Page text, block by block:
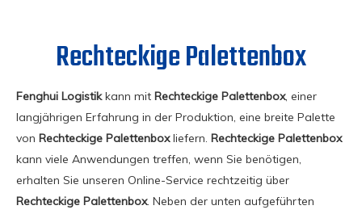
Rechteckige Palettenbox
Fenghui Logistikkann mit Rechteckige Palettenbox, einer
langjährigen Erfahrung in der Produktion, eine breite Palette
von Rechteckige Palettenboxliefern. Rechteckige Palettenbox
kann viele Anwendungen treffen, wenn Sie benötigen,
erhalten Sie unseren Online-Service rechtzeitig über
Rechteckige Palettenbox. Neben der unten aufgeführten